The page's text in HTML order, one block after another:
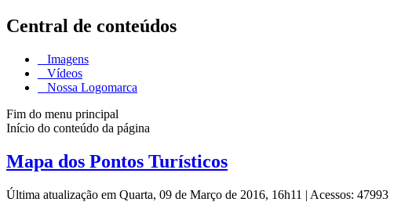
Central de conteúdos
Imagens
Vídeos
Nossa Logomarca
Fim do menu principal
Início do conteúdo da página
Mapa dos Pontos Turísticos
Última atualização em Quarta, 09 de Março de 2016, 16h11 | Acessos: 47993